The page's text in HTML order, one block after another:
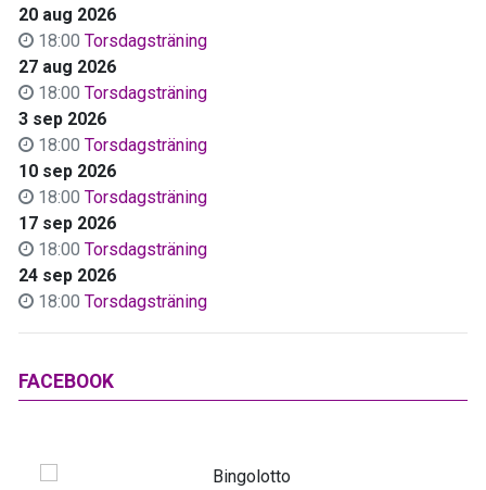
20 aug 2026
18:00 Torsdagsträning
27 aug 2026
18:00 Torsdagsträning
3 sep 2026
18:00 Torsdagsträning
10 sep 2026
18:00 Torsdagsträning
17 sep 2026
18:00 Torsdagsträning
24 sep 2026
18:00 Torsdagsträning
FACEBOOK